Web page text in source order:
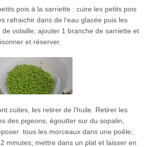
pois à la sarriette : cuire les petits pois
rafraichir dans de l’eau glacée puis les
de volaille; ajouter 1 branche de sarriette et
et réserver.
cuites, les retirer de l’huile. Retirer les
des pigeons, égoutter sur du sopalin,
tous les morceaux dans une poêle;
minutes; mettre dans un plat et laisser en